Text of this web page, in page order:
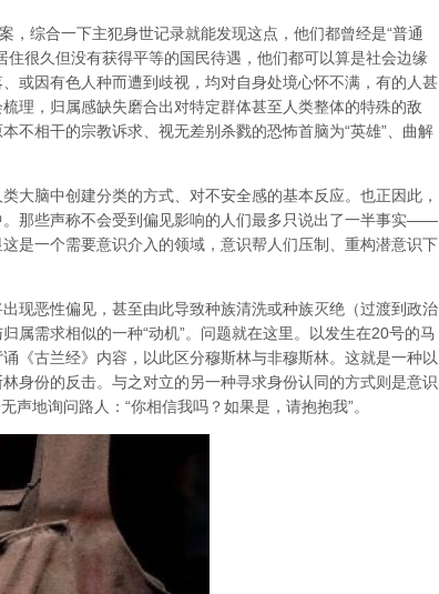
，综合一下主犯身世记录就能发现这点，他们都曾经是“普通
住很久但没有获得平等的国民待遇，他们都可以算是社会边缘
或因有色人种而遭到歧视，均对自身处境心怀不满，有的人甚
理，归属感缺失磨合出对特定群体甚至人类整体的特殊的敌
不相干的宗教诉求、视无差别杀戮的恐怖首脑为“英雄”、曲解
大脑中创建分类的方式、对不安全感的基本反应。也正因此，
。那些声称不会受到偏见影响的人们最多只说出了一半事实——
是一个需要意识介入的领域，意识帮人们压制、重构潜意识下
现恶性偏见，甚至由此导致种族清洗或种族灭绝 （过渡到政治
归属需求相似的一种“动机”。问题就在这里。以发生在20号的马
《古兰经》内容，以此区分穆斯林与非穆斯林。这就是一种以
身份的反击。与之对立的另一种寻求身份认同的方式则是意识
声地询问路人：“你相信我吗？如果是，请抱抱我”。